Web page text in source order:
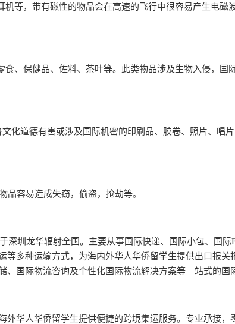
机等，带有磁性的物品会在高速的飞行中很容易产生电磁
食、保健品、佐料、茶叶等。此类物品涉及生物入侵，国
化道德有害或涉及国际机密的印刷品、胶卷、照片、唱
品容易造成失窃，偷盗，抢劫等。
深圳龙华辐射全国。主要从事国际快递、国际小包、国
等多种运输方式，为海内外华人华侨留学生提供出口报
、国际物流咨询及个性化国际物流解决方案等—站式的国
外华人华侨留学生提供便捷的跨境集运服务。专业承接，